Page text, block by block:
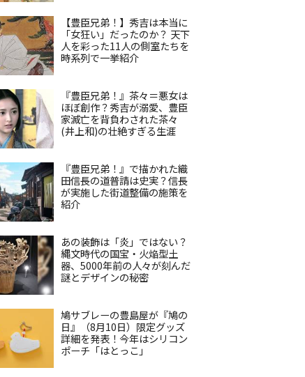
【豊臣兄弟！】秀吉は本当に
「女狂い」だったのか？ 天下
人を彩った11人の側室たちを
時系列で一挙紹介
『豊臣兄弟！』茶々＝悪女は
ほぼ創作？秀吉が溺愛、豊臣
家滅亡を背負わされた茶々
(井上和)の壮絶すぎる生涯
『豊臣兄弟！』で描かれた織
田信長の道普請は史実？信長
が実施した街道整備の施策を
紹介
あの装飾は「炎」ではない？
縄文時代の国宝・火焔型土
器、5000年前の人々が刻んだ
謎とデザインの秘密
鳩サブレーの豊島屋が『鳩の
日』（8月10日）限定グッズ
詳細を発表！今年はシリコン
ポーチ「はとっこ」